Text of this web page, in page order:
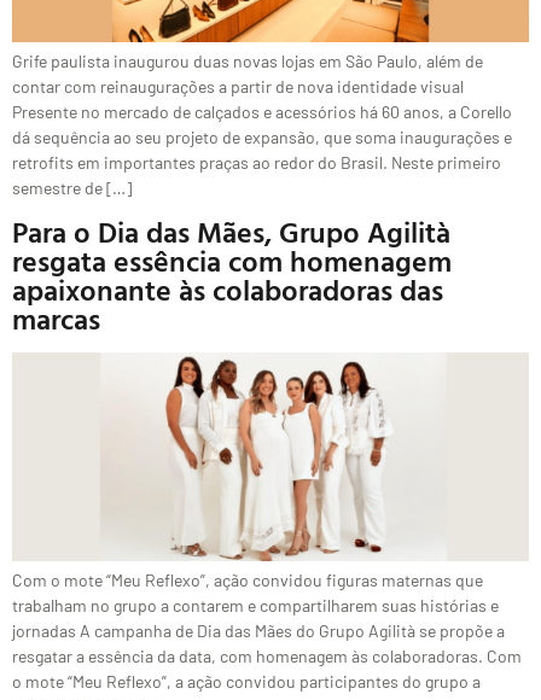
Grife paulista inaugurou duas novas lojas em São Paulo, além de
contar com reinaugurações a partir de nova identidade visual
Presente no mercado de calçados e acessórios há 60 anos, a Corello
dá sequência ao seu projeto de expansão, que soma inaugurações e
retrofits em importantes praças ao redor do Brasil. Neste primeiro
semestre de […]
Para o Dia das Mães, Grupo Agilità
resgata essência com homenagem
apaixonante às colaboradoras das
marcas
Com o mote “Meu Reflexo”, ação convidou figuras maternas que
trabalham no grupo a contarem e compartilharem suas histórias e
jornadas A campanha de Dia das Mães do Grupo Agilità se propõe a
resgatar a essência da data, com homenagem às colaboradoras. Com
o mote “Meu Reflexo”, a ação convidou participantes do grupo a